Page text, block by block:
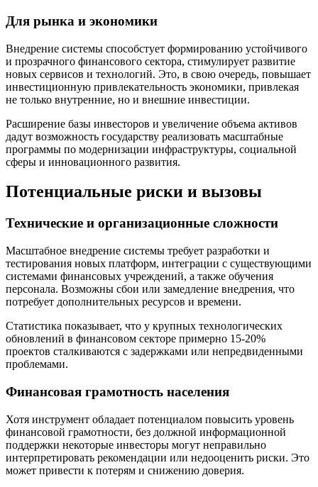
Для рынка и экономики
Внедрение системы способстует формированию устойчивого
и прозрачного финансового сектора, стимулирует развитие
новых сервисов и технологий. Это, в свою очередь, повышает
инвестиционную привлекательность экономики, привлекая
не только внутренние, но и внешние инвестиции.
Расширение базы инвесторов и увеличение объема активов
дадут возможность государству реализовать масштабные
программы по модернизации инфраструктуры, социальной
сферы и инновационного развития.
Потенциальные риски и вызовы
Технические и организационные сложности
Масштабное внедрение системы требует разработки и
тестирования новых платформ, интеграции с существующими
системами финансовых учреждений, а также обучения
персонала. Возможны сбои или замедление внедрения, что
потребует дополнительных ресурсов и времени.
Статистика показывает, что у крупных технологических
обновлений в финансовом секторе примерно 15-20%
проектов сталкиваются с задержками или непредвиденными
проблемами.
Финансовая грамотность населения
Хотя инструмент обладает потенциалом повысить уровень
финансовой грамотности, без должной информационной
поддержки некоторые инвесторы могут неправильно
интерпретировать рекомендации или недооценить риски. Это
может привести к потерям и снижению доверия.